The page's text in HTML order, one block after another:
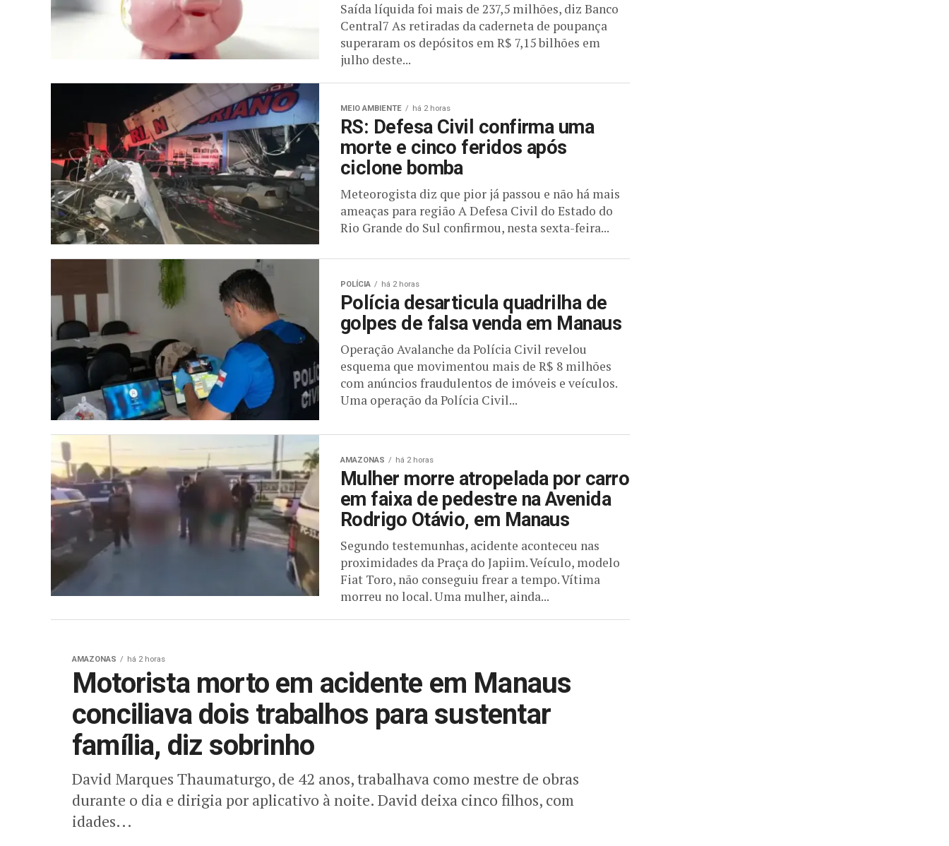
Saída líquida foi mais de 237,5 milhões, diz Banco
Central7 As retiradas da caderneta de poupança
superaram os depósitos em R$ 7,15 bilhões em
julho deste...
MEIO AMBIENTE há 2 horas
RS: Defesa Civil confirma uma
morte e cinco feridos após
ciclone bomba
Meteorogista diz que pior já passou e não há mais
ameaças para região A Defesa Civil do Estado do
Rio Grande do Sul confirmou, nesta sexta-feira...
POLÍCIA há 2 horas
Polícia desarticula quadrilha de
golpes de falsa venda em Manaus
Operação Avalanche da Polícia Civil revelou
esquema que movimentou mais de R$ 8 milhões
com anúncios fraudulentos de imóveis e veículos.
Uma operação da Polícia Civil...
AMAZONAS há 2 horas
Mulher morre atropelada por carro
em faixa de pedestre na Avenida
Rodrigo Otávio, em Manaus
Segundo testemunhas, acidente aconteceu nas
proximidades da Praça do Japiim. Veículo, modelo
Fiat Toro, não conseguiu frear a tempo. Vítima
morreu no local. Uma mulher, ainda...
AMAZONAS há 2 horas
Motorista morto em acidente em Manaus
conciliava dois trabalhos para sustentar
família, diz sobrinho
David Marques Thaumaturgo, de 42 anos, trabalhava como mestre de obras
durante o dia e dirigia por aplicativo à noite. David deixa cinco filhos, com
idades...